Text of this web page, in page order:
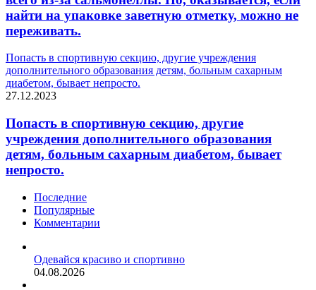
найти на упаковке заветную отметку, можно не
переживать.
Попасть в спортивную секцию, другие учреждения
дополнительного образования детям, больным сахарным
диабетом, бывает непросто.
27.12.2023
Попасть в спортивную секцию, другие
учреждения дополнительного образования
детям, больным сахарным диабетом, бывает
непросто.
Последние
Популярные
Комментарии
Одевайся красиво и спортивно
04.08.2026